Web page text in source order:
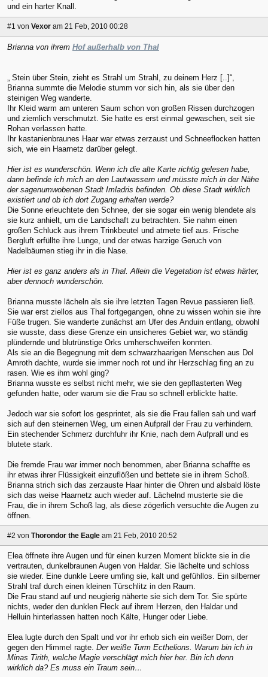
und ein harter Knall.
#1 von Vexor am 21 Feb, 2010 00:28
Brianna von ihrem Hof außerhalb von Thal
„ Stein über Stein, zieht es Strahl um Strahl, zu deinem Herz [..]“,
Brianna summte die Melodie stumm vor sich hin, als sie über den
steinigen Weg wanderte.
Ihr Kleid warm am unteren Saum schon von großen Rissen durchzogen
und ziemlich verschmutzt. Sie hatte es erst einmal gewaschen, seit sie
Rohan verlassen hatte.
Ihr kastanienbraunes Haar war etwas zerzaust und Schneeflocken hatten
sich, wie ein Haarnetz darüber gelegt.
Hier ist es wunderschön. Wenn ich die alte Karte richtig gelesen habe,
dann befinde ich mich an den Lautwassern und müsste mich in der Nähe
der sagenumwobenen Stadt Imladris befinden. Ob diese Stadt wirklich
existiert und ob ich dort Zugang erhalten werde?
Die Sonne erleuchtete den Schnee, der sie sogar ein wenig blendete als
sie kurz anhielt, um die Landschaft zu betrachten. Sie nahm einen
großen Schluck aus ihrem Trinkbeutel und atmete tief aus. Frische
Bergluft erfüllte ihre Lunge, und der etwas harzige Geruch von
Nadelbäumen stieg ihr in die Nase.
Hier ist es ganz anders als in Thal. Allein die Vegetation ist etwas härter,
aber dennoch wunderschön.
Brianna musste lächeln als sie ihre letzten Tagen Revue passieren ließ.
Sie war erst ziellos aus Thal fortgegangen, ohne zu wissen wohin sie ihre
Füße trugen. Sie wanderte zunächst am Ufer des Anduin entlang, obwohl
sie wusste, dass diese Grenze ein unsicheres Gebiet war, wo ständig
plündernde und blutrünstige Orks umherschweifen konnten.
Als sie an die Begegnung mit dem schwarzhaarigen Menschen aus Dol
Amroth dachte, wurde sie immer noch rot und ihr Herzschlag fing an zu
rasen. Wie es ihm wohl ging?
Brianna wusste es selbst nicht mehr, wie sie den gepflasterten Weg
gefunden hatte, oder warum sie die Frau so schnell erblickte hatte.
Jedoch war sie sofort los gesprintet, als sie die Frau fallen sah und warf
sich auf den steinernen Weg, um einen Aufprall der Frau zu verhindern.
Ein stechender Schmerz durchfuhr ihr Knie, nach dem Aufprall und es
blutete stark.
Die fremde Frau war immer noch benommen, aber Brianna schaffte es
ihr etwas ihrer Flüssigkeit einzuflößen und bettete sie in ihrem Schoß.
Brianna strich sich das zerzauste Haar hinter die Ohren und alsbald löste
sich das weise Haarnetz auch wieder auf. Lächelnd musterte sie die
Frau, die in ihrem Schoß lag, als diese zögerlich versuchte die Augen zu
öffnen.
#2 von Thorondor the Eagle am 21 Feb, 2010 20:52
Elea öffnete ihre Augen und für einen kurzen Moment blickte sie in die
vertrauten, dunkelbraunen Augen von Haldar. Sie lächelte und schloss
sie wieder. Eine dunkle Leere umfing sie, kalt und gefühllos. Ein silberner
Strahl traf durch einen kleinen Türschlitz in den Raum.
Die Frau stand auf und neugierig näherte sie sich dem Tor. Sie spürte
nichts, weder den dunklen Fleck auf ihrem Herzen, den Haldar und
Helluin hinterlassen hatten noch Kälte, Hunger oder Liebe.
Elea lugte durch den Spalt und vor ihr erhob sich ein weißer Dorn, der
gegen den Himmel ragte. Der weiße Turm Ecthelions. Warum bin ich in
Minas Tirith, welche Magie verschlägt mich hier her. Bin ich denn
wirklich da? Es muss ein Traum sein…